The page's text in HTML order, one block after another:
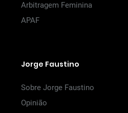
Arbitragem Feminina
APAF
Jorge Faustino
Sobre Jorge Faustino
Opinião